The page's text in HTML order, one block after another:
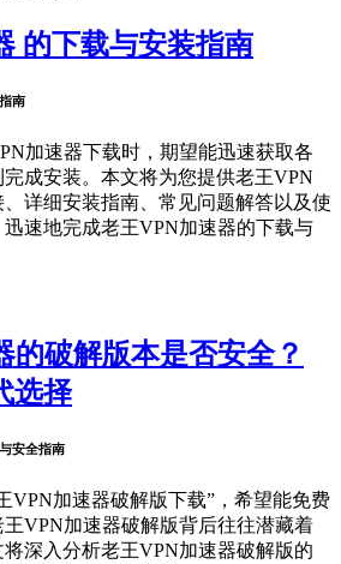
的下载与安装指南
南
加速器下载时，期望能迅速获取各
成安装。本文将为您提供老王VPN
详细安装指南、常见问题解答以及使
速地完成老王VPN加速器的下载与
的破解版本是否安全？
选择
安全指南
VPN加速器破解版下载”，希望能免费
VPN加速器破解版背后往往潜藏着
深入分析老王VPN加速器破解版的